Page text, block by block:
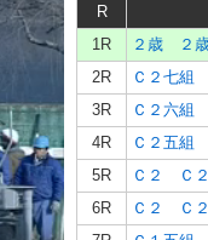
R
1R
２歳 ２
2R
Ｃ２七
3R
Ｃ２六
4R
Ｃ２五
5R
Ｃ２ Ｃ
6R
Ｃ２ Ｃ